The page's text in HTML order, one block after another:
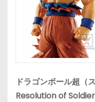
ドラゴンボール超（
Resolution of